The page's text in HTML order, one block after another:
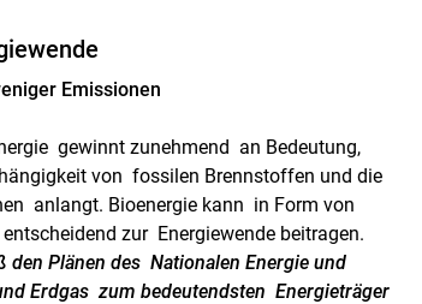
Emissionen
gewinnt zunehmend an Bedeutung,
von fossilen Brennstoffen und die
anlangt. Bioenergie kann in Form von
zur Energiewende beitragen.
Plänen des Nationalen Energie und
Erdgas zum bedeutendsten Energieträger